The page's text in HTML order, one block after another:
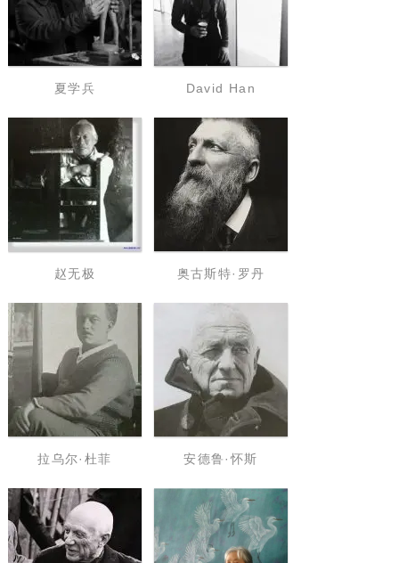
夏学兵 David Han
赵无极 奥古斯特·罗丹
拉乌尔·杜菲 安德鲁·怀斯